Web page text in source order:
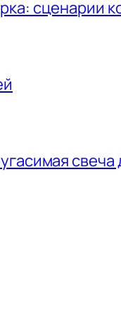
сценарии
свеча